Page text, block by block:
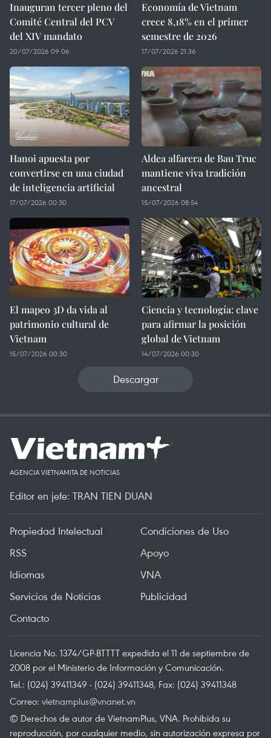
Inauguran tercer pleno del
Comité Central del PCV
del XIV mandato
20/07/2026 09:06
Economía de Vietnam
crece 8,18% en el primer
semestre de 2026
17/07/2026 21:36
Hanoi apuesta por
convertirse en una ciudad
de inteligencia artificial
17/07/2026 00:30
Aldea alfarera de Bau Truc
mantiene viva tradición
ancestral
15/07/2026 08:54
El mapeo 3D da vida al
patrimonio cultural de
Vietnam
15/07/2026 00:30
Ciencia y tecnología: clave
para afirmar la posición
global de Vietnam
14/07/2026 00:30
Descargar
AGENCIA VIETNAMITA DE NOTICIAS
Editor en jefe: TRAN TIEN DUAN
Propiedad Intelectual
Condiciones de Uso
RSS
Apoyo
Idiomas
VNA
Servicios de Noticias
Publicidad
Contacto
Licencia No. 1374/GP-BTTTT expedida el 11 de septiembre de
2008 por el Ministerio de Información y Comunicación.
Tel.: (024) 39411349 - (024) 39411348, Fax: (024) 39411348
Correo: vietnamplus@vnanet.vn
© Derechos de autor de VietnamPlus, VNA. Prohibida su
reproducción, por cualquier medio, sin autorización expresa por